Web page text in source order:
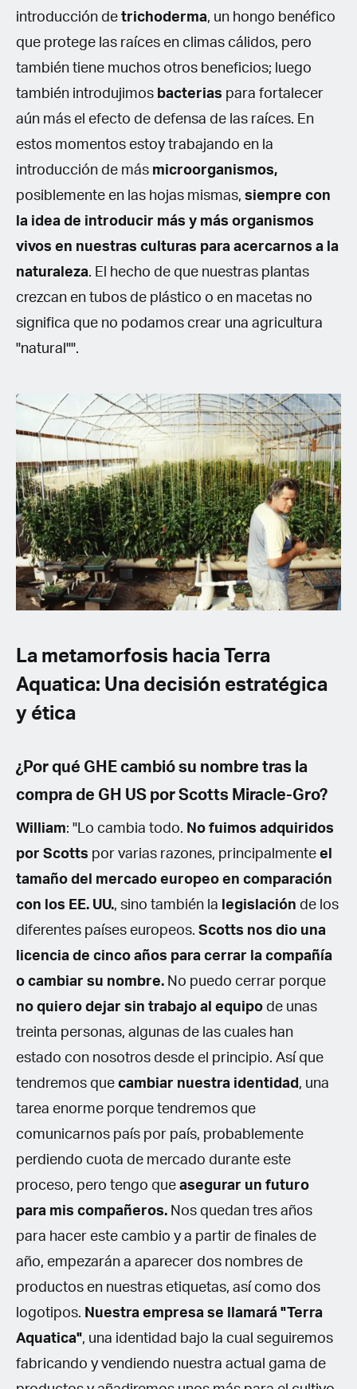
introducción de trichoderma, un hongo benéfico
que protege las raíces en climas cálidos, pero
también tiene muchos otros beneficios; luego
también introdujimos bacterias para fortalecer
aún más el efecto de defensa de las raíces. En
estos momentos estoy trabajando en la
introducción de más microorganismos,
posiblemente en las hojas mismas, siempre con
la idea de introducir más y más organismos
vivos en nuestras culturas para acercarnos a la
naturaleza. El hecho de que nuestras plantas
crezcan en tubos de plástico o en macetas no
significa que no podamos crear una agricultura
"natural"".
La metamorfosis hacia Terra
Aquatica: Una decisión estratégica
y ética
¿Por qué GHE cambió su nombre tras la
compra de GH US por Scotts Miracle-Gro?
William: "Lo cambia todo. No fuimos adquiridos
por Scotts por varias razones, principalmente el
tamaño del mercado europeo en comparación
con los EE. UU., sino también la legislación de los
diferentes países europeos. Scotts nos dio una
licencia de cinco años para cerrar la compañía
o cambiar su nombre. No puedo cerrar porque
no quiero dejar sin trabajo al equipo de unas
treinta personas, algunas de las cuales han
estado con nosotros desde el principio. Así que
tendremos que cambiar nuestra identidad , una
tarea enorme porque tendremos que
comunicarnos país por país, probablemente
perdiendo cuota de mercado durante este
proceso, pero tengo que asegurar un futuro
para mis compañeros. Nos quedan tres años
para hacer este cambio y a partir de finales de
año, empezarán a aparecer dos nombres de
productos en nuestras etiquetas, así como dos
logotipos. Nuestra empresa se llamará "Terra
Aquatica", una identidad bajo la cual seguiremos
fabricando y vendiendo nuestra actual gama de